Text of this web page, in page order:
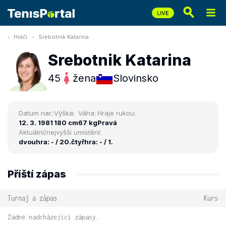
Hráči Srebotnik Katarina
Srebotnik Katarina
45 žena Slovinsko
Datum nar.:
12. 3. 1981
Výška:
180 cm
Váha:
67 kg
Hraje rukou:
Pravá
Aktuální/nejvyšší umístění:
dvouhra: - / 20.čtyřhra: - / 1.
Příští zápas
Turnaj a zápas Kurs
Žádné nadcházející zápasy.